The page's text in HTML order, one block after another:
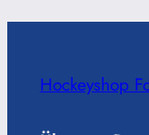
Hockeyshop